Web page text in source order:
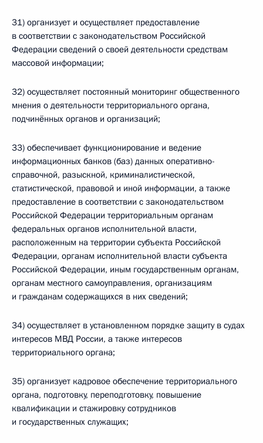
31) организует и осуществляет предоставление
в соответствии с законодательством Российской
Федерации сведений о своей деятельности средствам
массовой информации;
32) осуществляет постоянный мониторинг общественного
мнения о деятельности территориального органа,
подчинённых органов и организаций;
33) обеспечивает функционирование и ведение
информационных банков (баз) данных оперативно-
справочной, разыскной, криминалистической,
статистической, правовой и иной информации, а также
предоставление в соответствии с законодательством
Российской Федерации территориальным органам
федеральных органов исполнительной власти,
расположенным на территории субъекта Российской
Федерации, органам исполнительной власти субъекта
Российской Федерации, иным государственным органам,
органам местного самоуправления, организациям
и гражданам содержащихся в них сведений;
34) осуществляет в установленном порядке защиту в судах
интересов МВД России, а также интересов
территориального органа;
35) организует кадровое обеспечение территориального
органа, подготовку, переподготовку, повышение
квалификации и стажировку сотрудников
и государственных служащих;